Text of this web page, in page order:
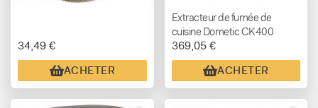
34,49 €
ACHETER
Extracteur de fumée de
cuisine Dometic CK400
369,05 €
ACHETER